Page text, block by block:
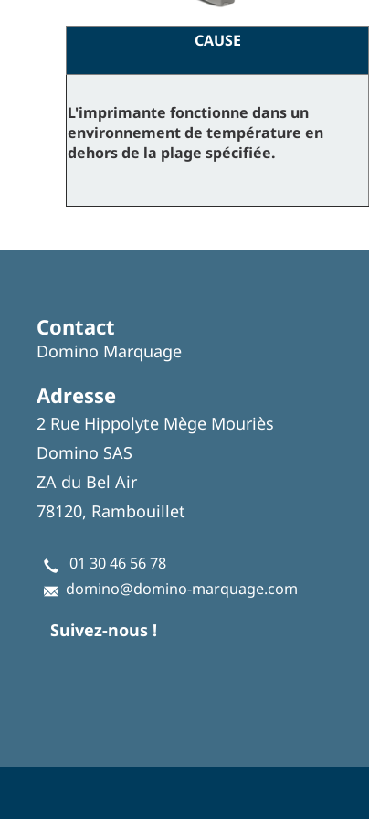
CAUSE
L'imprimante fonctionne dans un
environnement de température en
dehors de la plage spécifiée.
Contact
Domino Marquage
Adresse
2 Rue Hippolyte Mège Mouriès
Domino SAS
ZA du Bel Air
78120, Rambouillet
01 30 46 56 78
domino@domino-marquage.com
Suivez-nous !